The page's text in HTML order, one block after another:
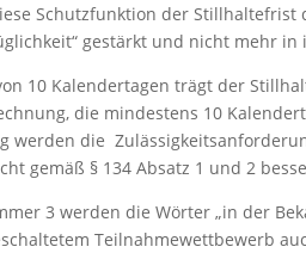
Schutzfunktion der Stillhaltefrist
gestärkt und nicht mehr
10 Kalendertagen trägt der
die mindestens 10
werden die
gemäß § 134 Absatz 1 und 2
3 werden die Wörter „in der
Teilnahmewettbewerb